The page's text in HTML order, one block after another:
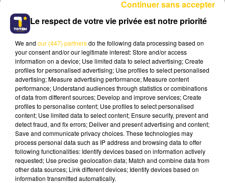
Lecture (4 min 49 sec)
2 mai 2025 - 4 min 49 sec
L'INFO DE LA LOZÈRE DU 02/05/25 À
08H00
L'info de la Lozère
Le respect de votre vie privée est notre priorité
We and our (447) partnersdo the following data processing based on
your consent and/or our legitimate interest: Store and/or access
information on a device; Use limited data to select advertising; Create
profiles for personalised advertising; Use profiles to select personalised
advertising; Measure advertising performance; Measure content
performance; Understand audiences through statistics or combinations
of data from different sources; Develop and improve services; Create
profiles to personalise content; Use profiles to select personalised
content; Use limited data to select content; Ensure security, prevent and
detect fraud, and fix errors; Deliver and present advertising and content;
Save and communicate privacy choices. These technologies may
process personal data such as IP address and browsing data to offer
following functionalities: Identify devices based on information actively
requested; Use precise geolocation data; Match and combine data from
other data sources; Link different devices; Identify devices based on
information transmitted automatically.
Continuer sans accepter